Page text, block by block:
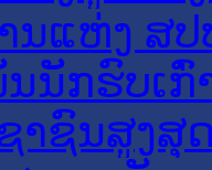
ນແຫ່ງ ສປ
ນັກຮົບເກົ່
າຊົນສູງສຸ